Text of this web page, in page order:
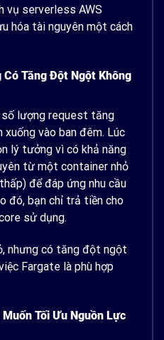
vụ serverless AWS
hóa tài nguyên một cách
Tăng Đột Ngột Không
lượng request tăng
vào ban đêm. Lúc
lý tưởng vì có khả năng
từ một container nhỏ
để đáp ứng nhu cầu
đó, bạn chỉ trả tiền cho
sử dụng.
nhưng có tăng đột ngột
Fargate là phù hợp
Tối Ưu Nguồn Lực